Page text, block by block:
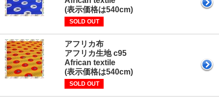
(表示価格は540cm)
SOLD OUT
アフリカ布
アフリカ生地 c95
African textile
(表示価格は540cm)
SOLD OUT